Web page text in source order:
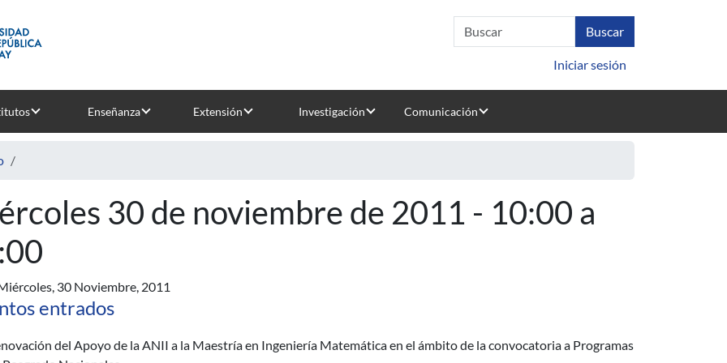
Iniciar sesión
Enseñanza Extensión Investigación Comunicación
30 de noviembre de 2011 - 10:00 a
30 Noviembre, 2011
entrados
del Apoyo de la ANII a la Maestría en Ingeniería Matemática en el ámbito de la convocatoria a Programas